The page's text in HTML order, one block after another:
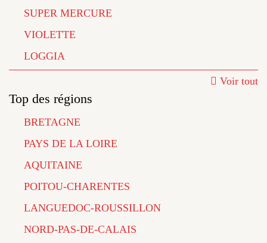
SUPER MERCURE
VIOLETTE
LOGGIA
Voir tout
Top des régions
BRETAGNE
PAYS DE LA LOIRE
AQUITAINE
POITOU-CHARENTES
LANGUEDOC-ROUSSILLON
NORD-PAS-DE-CALAIS